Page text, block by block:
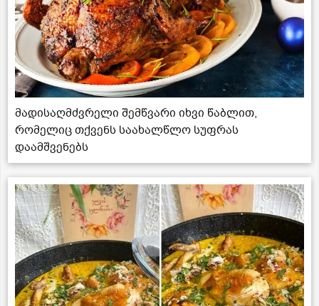
მადისაღმძვრელი შემწვარი იხვი წაბლით,
რომელიც თქვენს საახალწლო სუფრას
დაამშვენებს